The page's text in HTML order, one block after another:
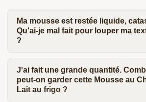
Ma mousse est restée liquide,
Qu'ai-je mal fait pour louper ma
?
J'ai fait une grande quantité.
peut-on garder cette Mousse au
Lait au frigo ?